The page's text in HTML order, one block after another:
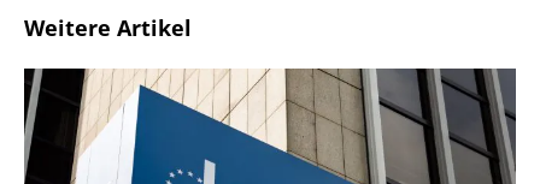
Weitere Artikel